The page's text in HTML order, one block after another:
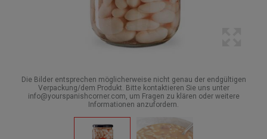
Die Bilder entsprechen möglicherweise nicht genau der endgültigen
Verpackung/dem Produkt. Bitte kontaktieren Sie uns unter
info@yourspanishcorner.com, um Fragen zu klären oder weitere
Informationen anzufordern.